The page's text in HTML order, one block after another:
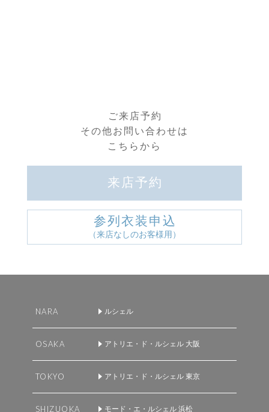
ご来店予約
その他お問い合わせは
こちらから
来店予約
参列衣装申込
（来店なしのお客様用）
NARA ルシェル
OSAKA アトリエ・ド・ルシェル 大阪
TOKYO アトリエ・ド・ルシェル 東京
SHIZUOKA モード・エ・ルシェル 浜松